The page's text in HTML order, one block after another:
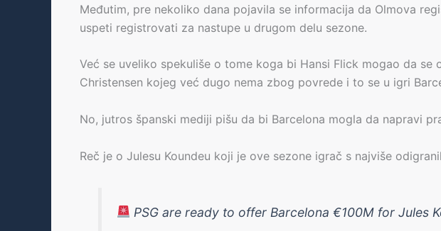
Međutim, pre nekoliko dana pojavila se informacija da Olmova
uspeti registrovati za nastupe u drugom delu sezone.
Već se uveliko spekuliše o tome koga bi Hansi Flick mogao da
Christensen kojeg već dugo nema zbog povrede i to se u igri
No, jutros španski mediji pišu da bi Barcelona mogla da napravi
Reč je o Julesu Koundeu koji je ove sezone igrač s najviše
PSG are ready to offer Barcelona €100M for Jules